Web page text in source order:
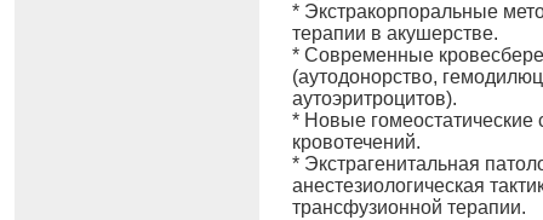
* Экстракорпоральные
терапии в акушерстве.
* Современные
(аутодонорство,
аутоэритроцитов).
* Новые гомеостатические
кровотечений.
* Экстрагенитальная
анестезиологическая
трансфузионной терапии.